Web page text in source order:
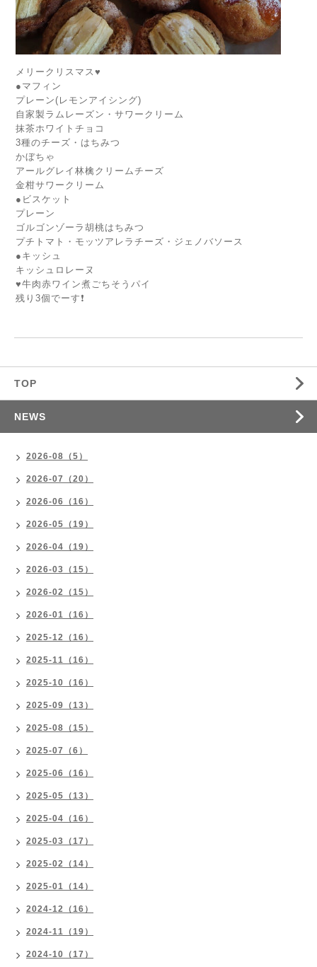
メリークリスマス♥️
●マフィン
プレーン(レモンアイシング)
自家製ラムレーズン・サワークリーム
抹茶ホワイトチョコ
3種のチーズ・はちみつ
かぼちゃ
アールグレイ林檎クリームチーズ
金柑サワークリーム
●ビスケット
プレーン
ゴルゴンゾーラ胡桃はちみつ
プチトマト・モッツアレラチーズ・ジェノバソース
●キッシュ
キッシュロレーヌ
♥️牛肉赤ワイン煮ごちそうパイ
残り3個でーす❗
TOP
NEWS
2026-08（5）
2026-07（20）
2026-06（16）
2026-05（19）
2026-04（19）
2026-03（15）
2026-02（15）
2026-01（16）
2025-12（16）
2025-11（16）
2025-10（16）
2025-09（13）
2025-08（15）
2025-07（6）
2025-06（16）
2025-05（13）
2025-04（16）
2025-03（17）
2025-02（14）
2025-01（14）
2024-12（16）
2024-11（19）
2024-10（17）